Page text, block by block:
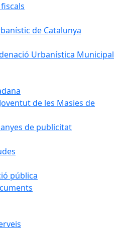
de Catalunya
Urbanística Municipal
de les Masies de
de publicitat
pública